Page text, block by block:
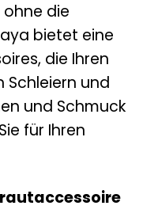
die
bietet eine
die Ihren
Schleiern und
und Schmuck
für Ihren